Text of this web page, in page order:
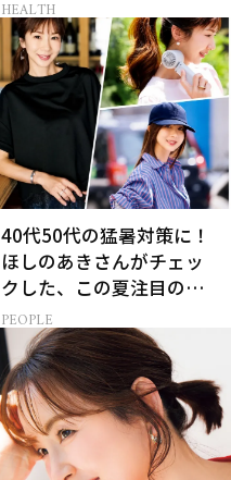
HEALTH
40代50代の猛暑対策に！
ほしのあきさんがチェッ
クした、この夏注目の暑
さ対策グッズ3選
PEOPLE